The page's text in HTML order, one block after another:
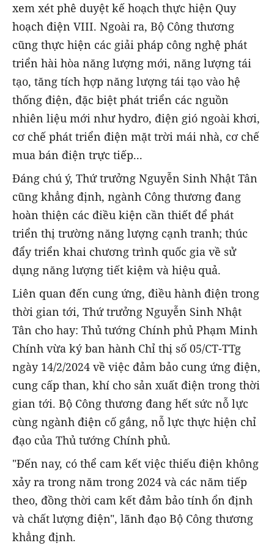
xem xét phê duyệt kế hoạch thực hiện Quy
hoạch điện VIII. Ngoài ra, Bộ Công thương
cũng thực hiện các giải pháp công nghệ phát
triển hài hòa năng lượng mới, năng lượng tái
tạo, tăng tích hợp năng lượng tái tạo vào hệ
thống điện, đặc biệt phát triển các nguồn
nhiên liệu mới như hydro, điện gió ngoài khơi,
cơ chế phát triển điện mặt trời mái nhà, cơ chế
mua bán điện trực tiếp...
Đáng chú ý, Thứ trưởng Nguyễn Sinh Nhật Tân
cũng khẳng định, ngành Công thương đang
hoàn thiện các điều kiện cần thiết để phát
triển thị trường năng lượng cạnh tranh; thúc
đẩy triển khai chương trình quốc gia về sử
dụng năng lượng tiết kiệm và hiệu quả.
Liên quan đến cung ứng, điều hành điện trong
thời gian tới, Thứ trưởng Nguyễn Sinh Nhật
Tân cho hay: Thủ tướng Chính phủ Phạm Minh
Chính vừa ký ban hành Chỉ thị số 05/CT-TTg
ngày 14/2/2024 về việc đảm bảo cung ứng điện,
cung cấp than, khí cho sản xuất điện trong thời
gian tới. Bộ Công thương đang hết sức nỗ lực
cùng ngành điện cố gắng, nỗ lực thực hiện chỉ
đạo của Thủ tướng Chính phủ.
"Đến nay, có thể cam kết việc thiếu điện không
xảy ra trong năm trong 2024 và các năm tiếp
theo, đồng thời cam kết đảm bảo tính ổn định
và chất lượng điện", lãnh đạo Bộ Công thương
khẳng định.